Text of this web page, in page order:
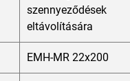
szennyeződések
eltávolítására
EMH-MR 22x200